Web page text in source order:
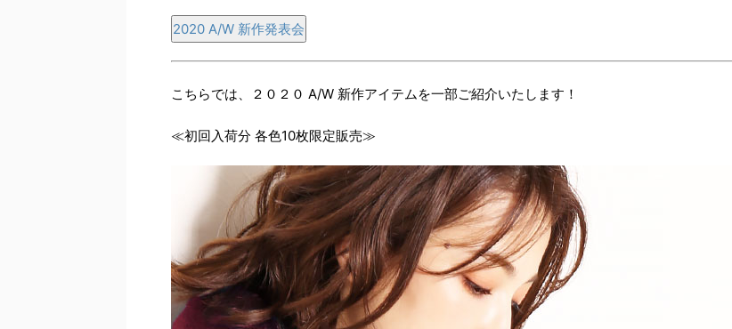
2020 A/W 新作発表会
こちらでは、２０２０ A/W 新作アイテムを一部ご紹介いたします！
≪初回入荷分 各色10枚限定販売≫